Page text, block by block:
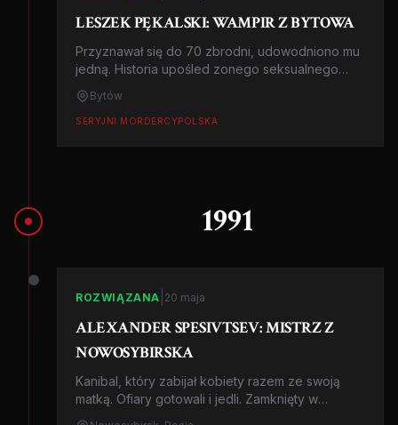
LESZEK PĘKALSKI: WAMPIR Z BYTOWA
Przyznawał się do 70 zbrodni, udowodniono mu
jedną. Historia upośled zonego seksualnego
drapieżnika.
Bytów
SERYJNI MORDERCYPOLSKA
1991
ROZWIĄZANA 20 maja
ALEXANDER SPESIVTSEV: MISTRZ Z
NOWOSYBIRSKA
Kanibal, który zabijał kobiety razem ze swoją
matką. Ofiary gotowali i jedli. Zamknięty w
szpitalu psychiatrycznym na zawsze.